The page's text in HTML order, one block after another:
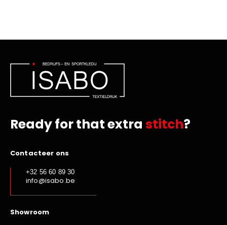
Ready for that extra stitch?
Contacteer ons
+32 56 60 89 30
info@isabo.be
Showroom